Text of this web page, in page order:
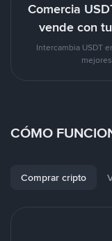
Comercia
vende con
Intercambia USDT
CÓMO
Comprar cripto